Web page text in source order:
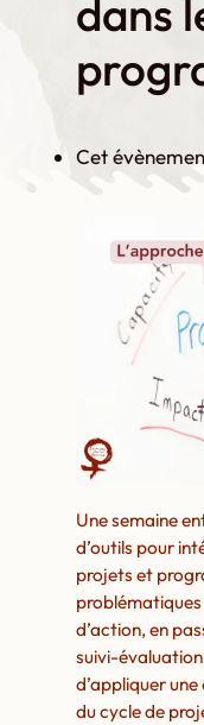
dans
Cet
Une semaine
d’outils pour
projets et
d’action, en
suivi-
d’appliquer
du cycle de